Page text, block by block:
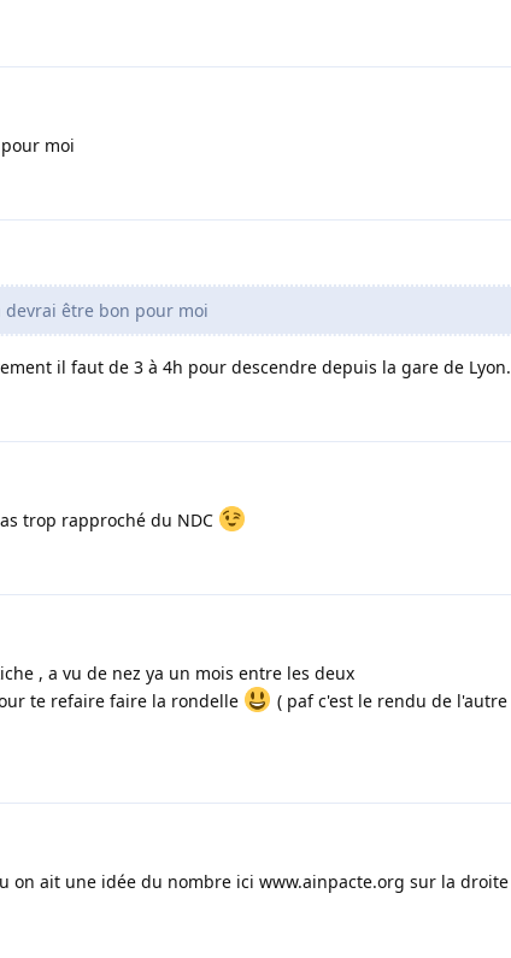
moi
être bon pour moi
il faut de 3 à 4h pour descendre depuis la gare de Lyon.
trop rapproché du NDC
, a vu de nez ya un mois entre les deux
te refaire faire la rondelle
( paf c'est le rendu de l'autre
on ait une idée du nombre ici www.ainpacte.org sur la droite